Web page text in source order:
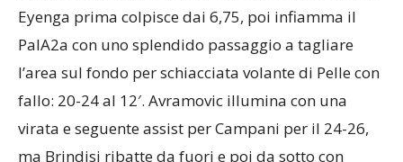
Eyenga prima colpisce dai 6,75, poi infiamma il
PalA2a con uno splendido passaggio a tagliare
l’area sul fondo per schiacciata volante di Pelle con
fallo: 20-24 al 12′. Avramovic illumina con una
virata e seguente assist per Campani per il 24-26,
ma Brindisi ribatte da fuori e poi da sotto con